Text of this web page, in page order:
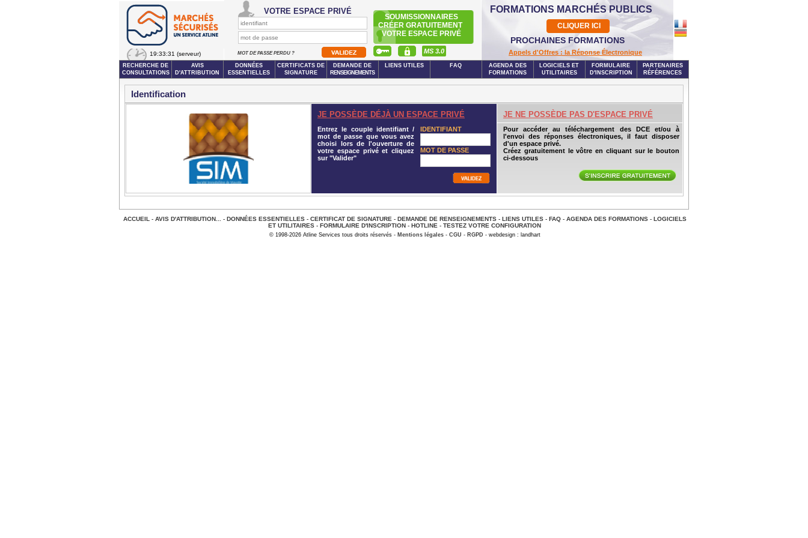
19:33:31 (serveur)
VOTRE ESPACE PRIVÉ
MOT DE PASSE PERDU ? MS 3.0
SOUMISSIONNAIRES
CRÉER GRATUITEMENT
VOTRE ESPACE PRIVÉ
FORMATIONS MARCHÉS PUBLICS
CLIQUER ICI
PROCHAINES FORMATIONS
Appels d'Offres : la Réponse Électronique
RECHERCHE DE
CONSULTATIONS
AVIS
D'ATTRIBUTION
DONNÉES
ESSENTIELLES
CERTIFICATS DE
SIGNATURE
DEMANDE DE
RENSEIGNEMENTS
LIENS UTILES FAQ
AGENDA DES
FORMATIONS
LOGICIELS ET
UTILITAIRES
FORMULAIRE
D'INSCRIPTION
PARTENAIRES
RÉFÉRENCES
Identification
JE POSSÈDE DÉJÀ UN ESPACE PRIVÉ
Entrez le couple identifiant /
mot de passe que vous avez
choisi lors de l'ouverture de
votre espace privé et cliquez
sur "Valider"
IDENTIFIANT
MOT DE PASSE
JE NE POSSÈDE PAS D'ESPACE PRIVÉ
Pour accéder au téléchargement des DCE et/ou à
l'envoi des réponses électroniques, il faut disposer
d'un espace privé.
Créez gratuitement le vôtre en cliquant sur le bouton
ci-dessous
ACCUEIL - AVIS D'ATTRIBUTION... - DONNÉES ESSENTIELLES- CERTIFICAT DE SIGNATURE - DEMANDE DE RENSEIGNEMENTS- LIENS UTILES- FAQ- AGENDA DES FORMATIONS- LOGICIELS
ET UTILITAIRES - FORMULAIRE D'INSCRIPTION - HOTLINE - TESTEZ VOTRE CONFIGURATION
© 1998-2026 Atline Services tous droits réservés - Mentions légales- CGU - RGPD - webdesign : landhart